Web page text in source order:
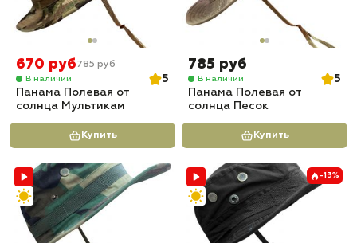
670 руб785 руб
В наличии
5
Панама Полевая от
солнца Мультикам
Купить
785 руб
В наличии
5
Панама Полевая от
солнца Песок
Купить
-13%